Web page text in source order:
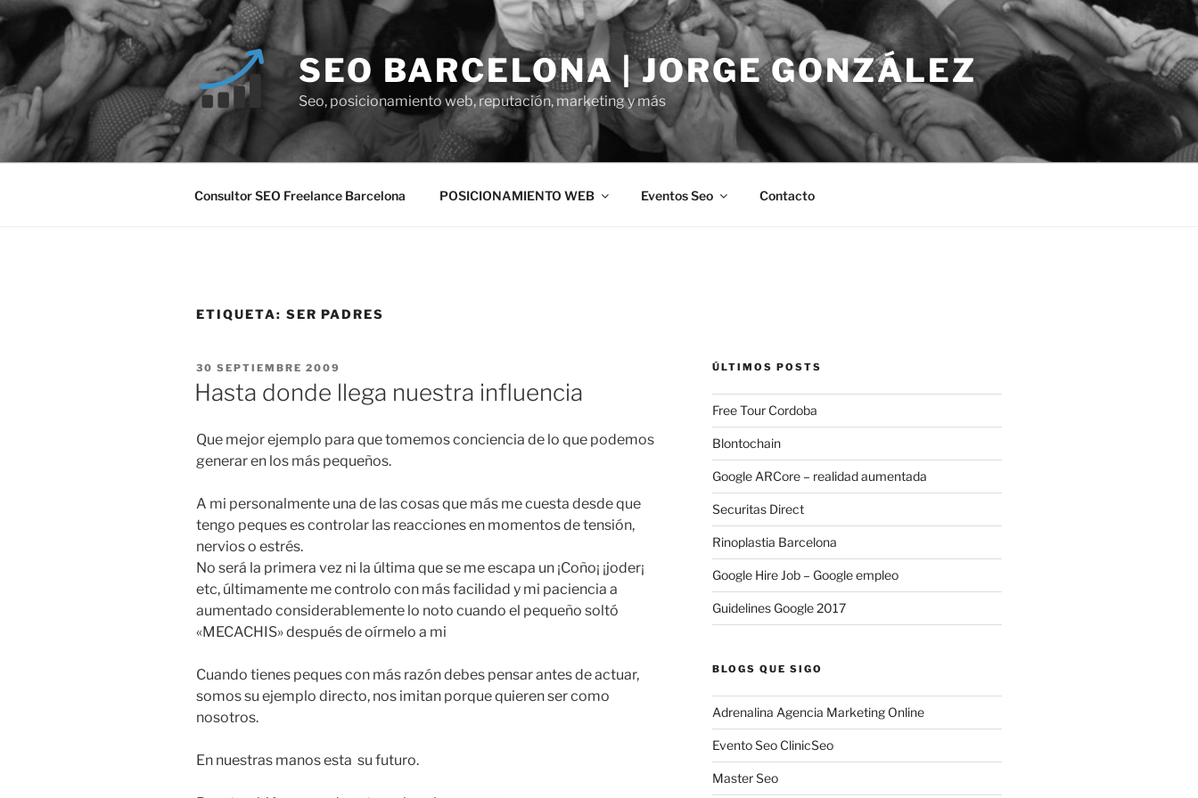
Saltar
contenido
SEO BARCELONA | JORGE GONZÁLEZ
Seo, posicionamiento web, reputación, marketing y más
Consultor SEO Freelance Barcelona POSICIONAMIENTO WEB Eventos Seo Contacto
ETIQUETA: SER PADRES
PUBLICADO
EL
30 SEPTIEMBRE 2009
Hasta donde llega nuestra influencia
Que mejor ejemplo para que tomemos conciencia de lo que podemos
generar en los más pequeños.
A mi personalmente una de las cosas que más me cuesta desde que
tengo peques es controlar las reacciones en momentos de tensión,
nervios o estrés.
No será la primera vez ni la última que se me escapa un ¡Coño¡ ¡joder¡
etc, últimamente me controlo con más facilidad y mi paciencia a
aumentado considerablemente lo noto cuando el pequeño soltó
«MECACHIS» después de oírmelo a mi
Cuando tienes peques con más razón debes pensar antes de actuar,
somos su ejemplo directo, nos imitan porque quieren ser como
nosotros.
En nuestras manos esta su futuro.
ÚLTIMOS POSTS
Free Tour Cordoba
Blontochain
Google ARCore – realidad aumentada
Securitas Direct
Rinoplastia Barcelona
Google Hire Job – Google empleo
Guidelines Google 2017
BLOGS QUE SIGO
Adrenalina Agencia Marketing Online
Evento Seo ClinicSeo
Master Seo